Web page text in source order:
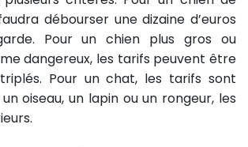
débourser une dizaine d’euros
Pour un chien plus gros ou
dangereux, les tarifs peuvent être
Pour un chat, les tarifs sont
oiseau, un lapin ou un rongeur, les